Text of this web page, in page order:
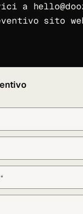
a hello@
sito